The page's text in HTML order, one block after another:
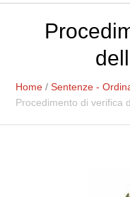
Home /Sentenze -
Procedimento di verifica